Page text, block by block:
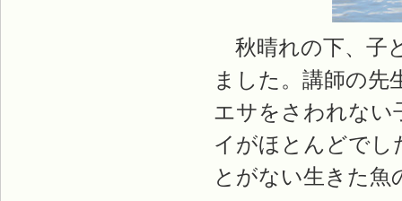
秋晴れの下、子
ました。講師の
エサをさわれない
イがほとんどでし
とがない生きた魚